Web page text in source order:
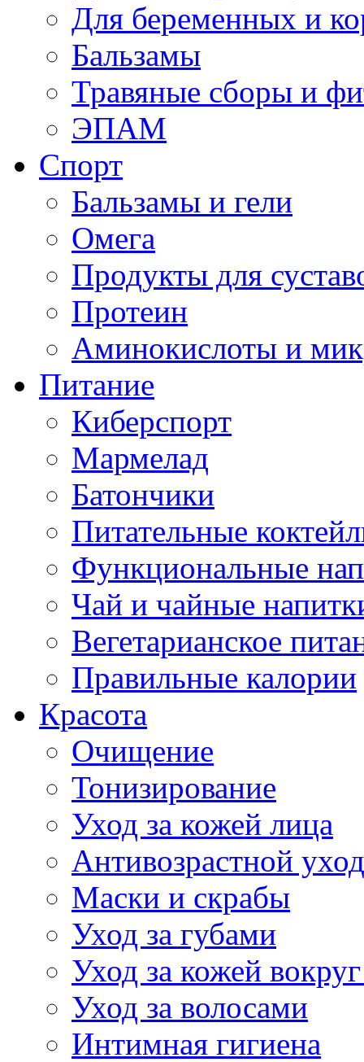
Для беременных и
Бальзамы
Травяные сборы и
ЭПАМ
Спорт
Бальзамы и гели
Омега
Продукты для
Протеин
Аминокислоты и
Питание
Киберспорт
Мармелад
Батончики
Питательные
Функциональные
Чай и чайные
Вегетарианское
Правильные калории
Красота
Очищение
Тонизирование
Уход за кожей лица
Антивозрастной уход
Маски и скрабы
Уход за губами
Уход за кожей вокруг
Уход за волосами
Интимная гигиена